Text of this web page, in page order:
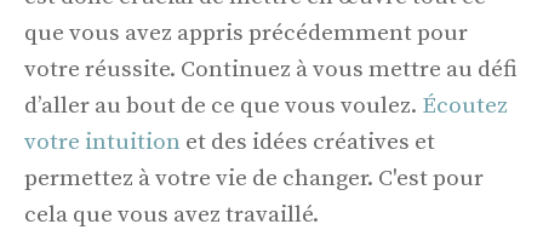
que vous avez appris précédemment pour
votre réussite. Continuez à vous mettre au défi
d’aller au bout de ce que vous voulez. Écoutez
votre intuition et des idées créatives et
permettez à votre vie de changer. C'est pour
cela que vous avez travaillé.